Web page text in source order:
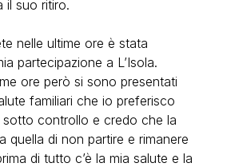
il suo ritiro.
nelle ultime ore è stata
partecipazione a L’Isola.
ore però si sono presentati
familiari che io preferisco
sotto controllo e credo che la
quella di non partire e rimanere
di tutto c’è la mia salute e la